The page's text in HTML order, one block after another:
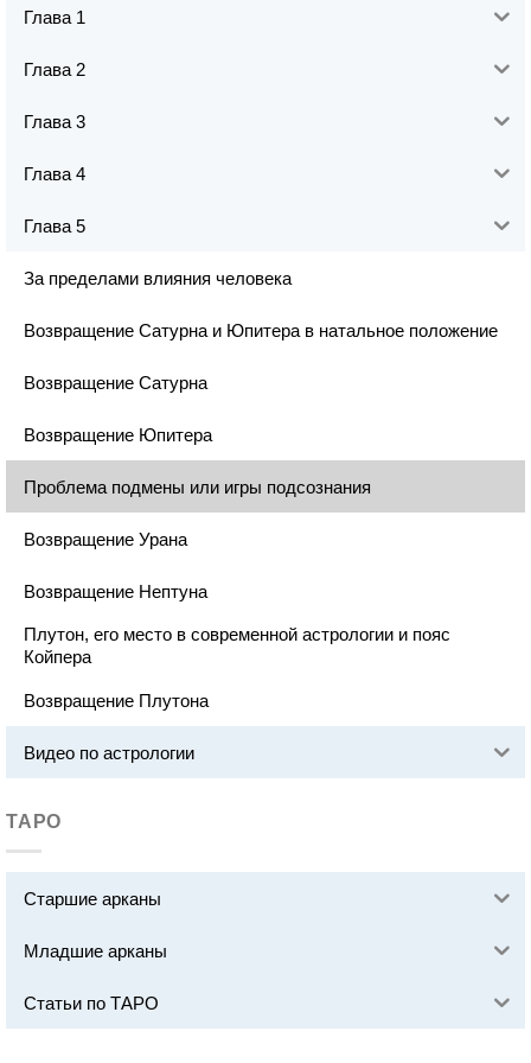
Глава 1
Глава 2
Глава 3
Глава 4
Глава 5
За пределами влияния человека
Возвращение Сатурна и Юпитера в натальное положение
Возвращение Сатурна
Возвращение Юпитера
Проблема подмены или игры подсознания
Возвращение Урана
Возвращение Нептуна
Плутон, его место в современной астрологии и пояс
Койпера
Возвращение Плутона
Видео по астрологии
ТАРО
Старшие арканы
Младшие арканы
Статьи по ТАРО